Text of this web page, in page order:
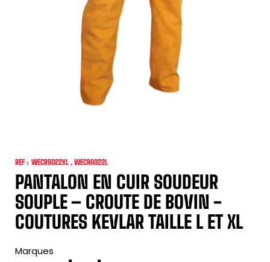
REF : WECR6022XL , WECR6022L
PANTALON EN CUIR SOUDEUR
SOUPLE – CROUTE DE BOVIN -
COUTURES KEVLAR TAILLE L ET XL
Marques